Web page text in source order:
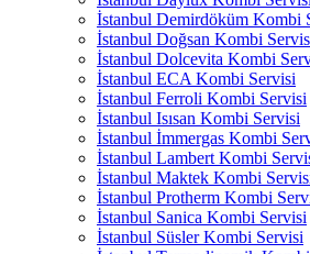
İstanbul Demirdöküm Kombi
İstanbul Doğsan Kombi
İstanbul Dolcevita Kombi
İstanbul ECA Kombi Servisi
İstanbul Ferroli Kombi Servisi
İstanbul Isısan Kombi Servisi
İstanbul İmmergas Kombi
İstanbul Lambert Kombi
İstanbul Maktek Kombi
İstanbul Protherm Kombi
İstanbul Sanica Kombi Servisi
İstanbul Süsler Kombi Servisi